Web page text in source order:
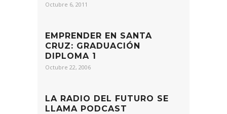
Octubre 6, 2011
EMPRENDER EN SANTA
CRUZ: GRADUACIÓN
DIPLOMA 1
Octubre 22, 2006
LA RADIO DEL FUTURO SE
LLAMA PODCAST